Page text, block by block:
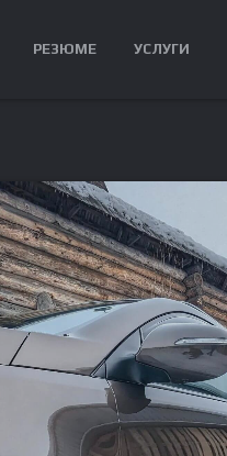
РЕЗЮМЕ УСЛУГИ